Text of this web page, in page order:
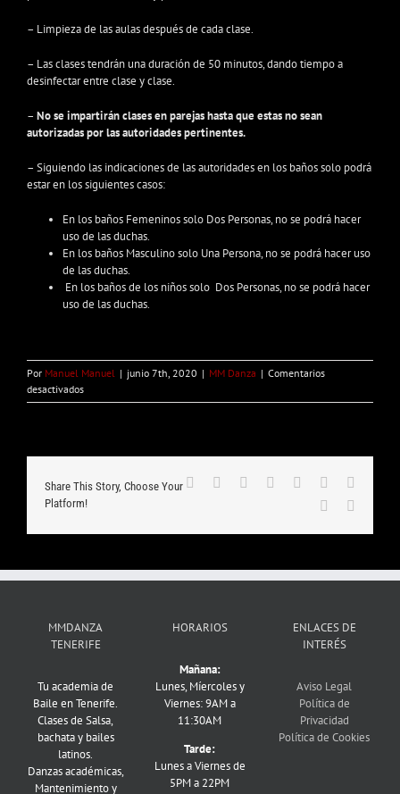
– Limpieza de las aulas después de cada clase.
– Las clases tendrán una duración de 50 minutos, dando tiempo a
desinfectar entre clase y clase.
– No se impartirán clases en parejas hasta que estas no sean
autorizadas por las autoridades pertinentes.
– Siguiendo las indicaciones de las autoridades en los baños solo podrá
estar en los siguientes casos:
En los baños Femeninos solo Dos Personas, no se podrá hacer
uso de las duchas.
En los baños Masculino solo Una Persona, no se podrá hacer uso
de las duchas.
En los baños de los niños solo Dos Personas, no se podrá hacer
uso de las duchas.
Por Manuel Manuel | junio 7th, 2020 | MM Danza | Comentarios
desactivadosen
Normas,
Seguridad
ante
COVID19
Share This Story, Choose Your
Platform!
Facebook Reddit LinkedInWhatsApp
Tumblr
MMDANZA
TENERIFE
Tu academia de
Baile en Tenerife.
Clases de Salsa,
bachata y bailes
latinos.
Danzas académicas,
Mantenimiento y
HORARIOS
Mañana:
Lunes, Míercoles y
Viernes: 9AM a
11:30AM
Tarde:
Lunes a Viernes de
5PM a 22PM
ENLACES DE
INTERÉS
Aviso Legal
Política de
Privacidad
Política de Cookies